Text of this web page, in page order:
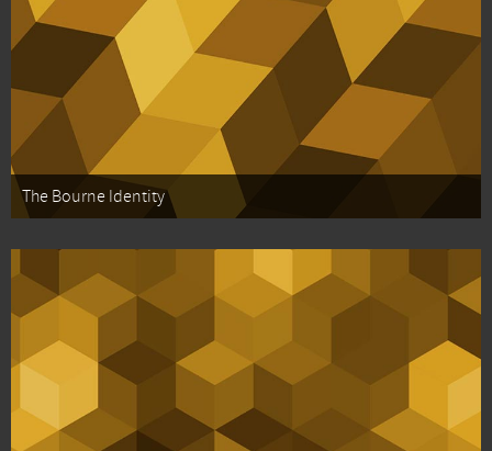
The Bourne Identity